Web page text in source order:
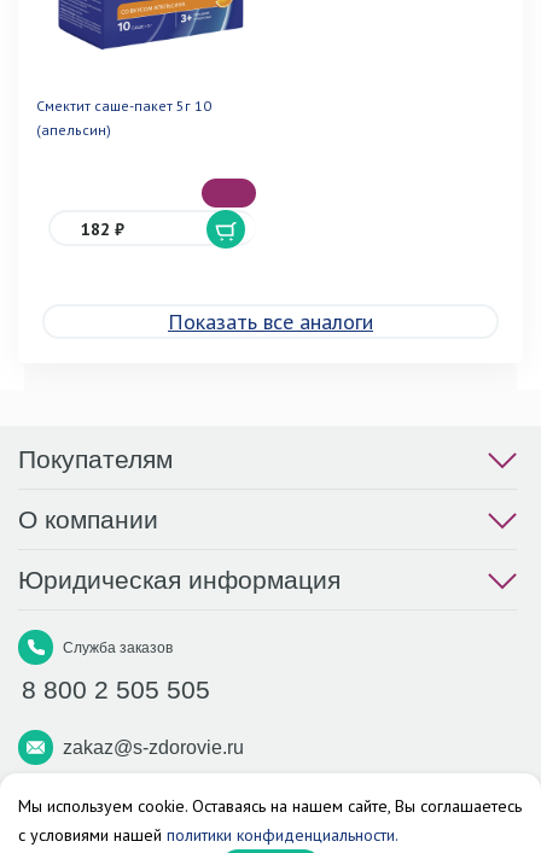
Смектит саше-пакет 5г 10
(апельсин)
182 ₽
Показать все аналоги
Покупателям
О компании
Юридическая информация
Служба заказов
8 800 2 505 505
zakaz@s-zdorovie.ru
Макс Вконтакте Телеграм
Мы используем cookie. Оставаясь на нашем сайте, Вы соглашаетесь
с условиями нашей политики конфиденциальности.